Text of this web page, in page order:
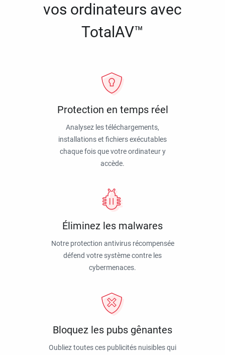
vos ordinateurs avec
TotalAV™
Protection en temps réel
Analysez les téléchargements,
installations et fichiers exécutables
chaque fois que votre ordinateur y
accède.
Éliminez les malwares
Notre protection antivirus récompensée
défend votre système contre les
cybermenaces.
Bloquez les pubs gênantes
Oubliez toutes ces publicités nuisibles qui